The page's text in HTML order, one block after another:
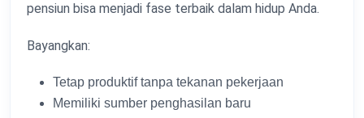
pensiun bisa menjadi fase terbaik dalam hidup Anda.
Bayangkan:
Tetap produktif tanpa tekanan pekerjaan
Memiliki sumber penghasilan baru